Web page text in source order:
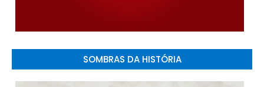
SOMBRAS DA HISTÓRIA